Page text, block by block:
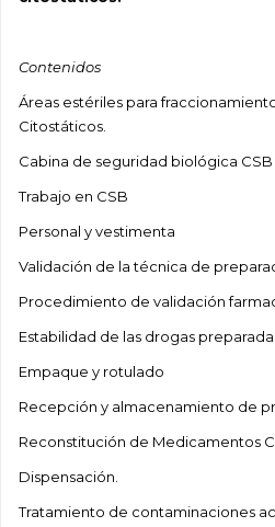
Contenidos
Áreas estériles para
Citostáticos.
Cabina de seguridad biológica CSB
Trabajo en CSB
Personal y vestimenta
Validación de la técnica de
Procedimiento de validación
Estabilidad de las drogas
Empaque y rotulado
Recepción y almacenamiento de
Reconstitución de Medicamentos
Dispensación.
Tratamiento de contaminaciones